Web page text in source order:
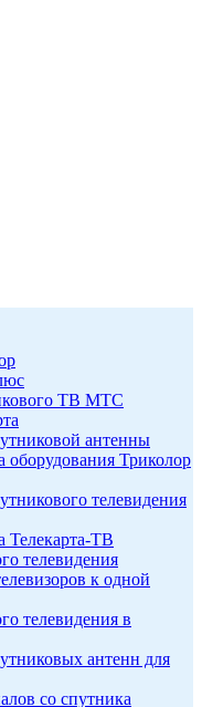
ТВ МТС
антенны
Триколор
телевидения
Телекарта-ТВ
телевидения
к одной
телевидения в
антенн для
со спутника